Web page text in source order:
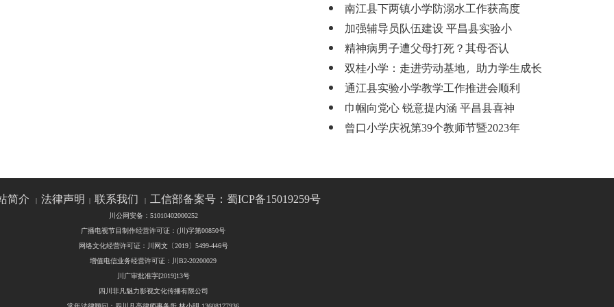
南江县下两镇小学防溺水工作获高度
加强辅导员队伍建设 平昌县实验小
精神病男子遭父母打死？其母否认
双桂小学：走进劳动基地，助力学生成长
通江县实验小学教学工作推进会顺利
巾帼向党心 锐意提内涵 平昌县喜神
曾口小学庆祝第39个教师节暨2023年
简介 | 法律声明 |联系我们 | 工信部备案号：蜀ICP备15019259号
川公网安备：51010402000252
广播电视节目制作经营许可证：(川)字第00850号
网络文化经营许可证：川网文〔2019〕5499-446号
增值电信业务经营许可证：川B2-20200029
川广审批准字[2019]13号
四川非凡魅力影视文化传播有限公司